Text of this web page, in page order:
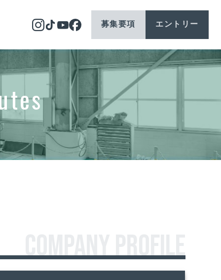
ギャラリー
募集要項 エントリー
COMPANY PROFILE